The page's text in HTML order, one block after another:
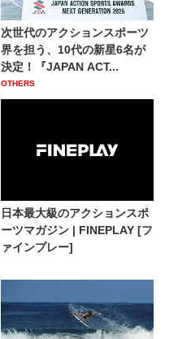
次世代のアクションスポーツ
界を担う、10代の新星6名が
決定！『JAPAN ACT...
OTHERS
日本最大級のアクションスポ
ーツマガジン | FINEPLAY [フ
ァインプレー]